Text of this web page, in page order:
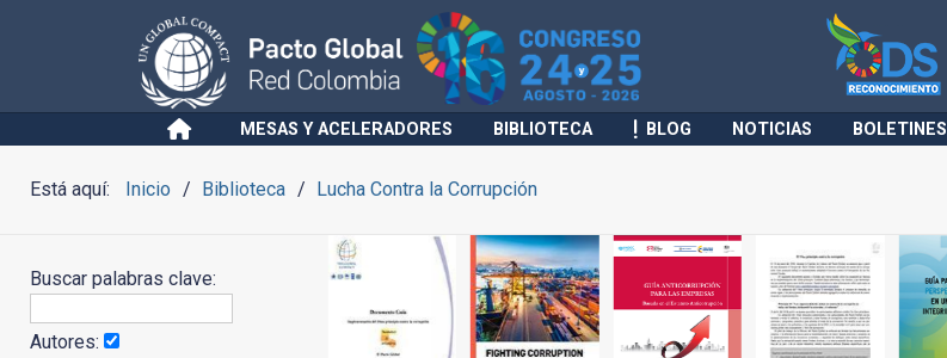
MESAS Y ACELERADORES BIBLIOTECA BLOG NOTICIAS BOLETINES
Está aquí: Inicio Biblioteca Lucha Contra la Corrupción
Buscar palabras clave:
Autores: